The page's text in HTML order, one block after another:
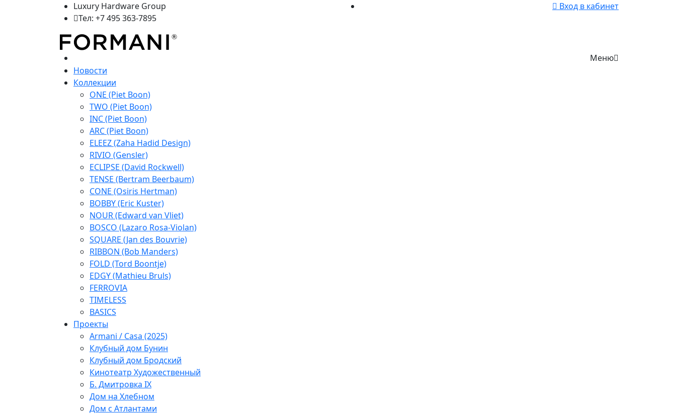
Luxury Hardware Group
Тел: +7 495 363-7895
Вход в кабинет
Меню
Новости
Коллекции
ONE (Piet Boon)
TWO (Piet Boon)
INC (Piet Boon)
ARC (Piet Boon)
ELEEZ (Zaha Hadid Design)
RIVIO (Gensler)
ECLIPSE (David Rockwell)
TENSE (Bertram Beerbaum)
CONE (Osiris Hertman)
BOBBY (Eric Kuster)
NOUR (Edward van Vliet)
BOSCO (Lazaro Rosa-Violan)
SQUARE (Jan des Bouvrie)
RIBBON (Bob Manders)
FOLD (Tord Boontje)
EDGY (Mathieu Bruls)
FERROVIA
TIMELESS
BASICS
Проекты
Armani / Casa (2025)
Клубный дом Бунин
Клубный дом Бродский
Кинотеатр Художественный
Б. Дмитровка IX
Дом на Хлебном
Дом с Атлантами